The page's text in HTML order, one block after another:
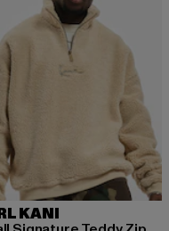
KANI